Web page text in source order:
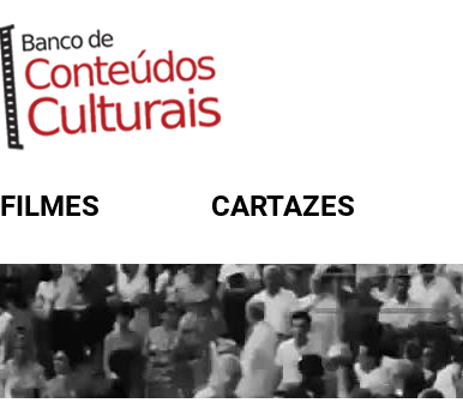
FILMES CARTAZES
FORMULÁRIO DE BUSCA